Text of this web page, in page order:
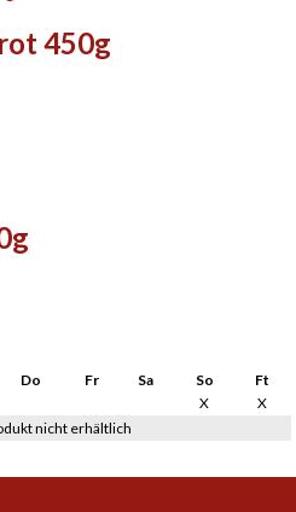
450g
Do Fr Sa So
Ft
X
X
nicht erhältlich